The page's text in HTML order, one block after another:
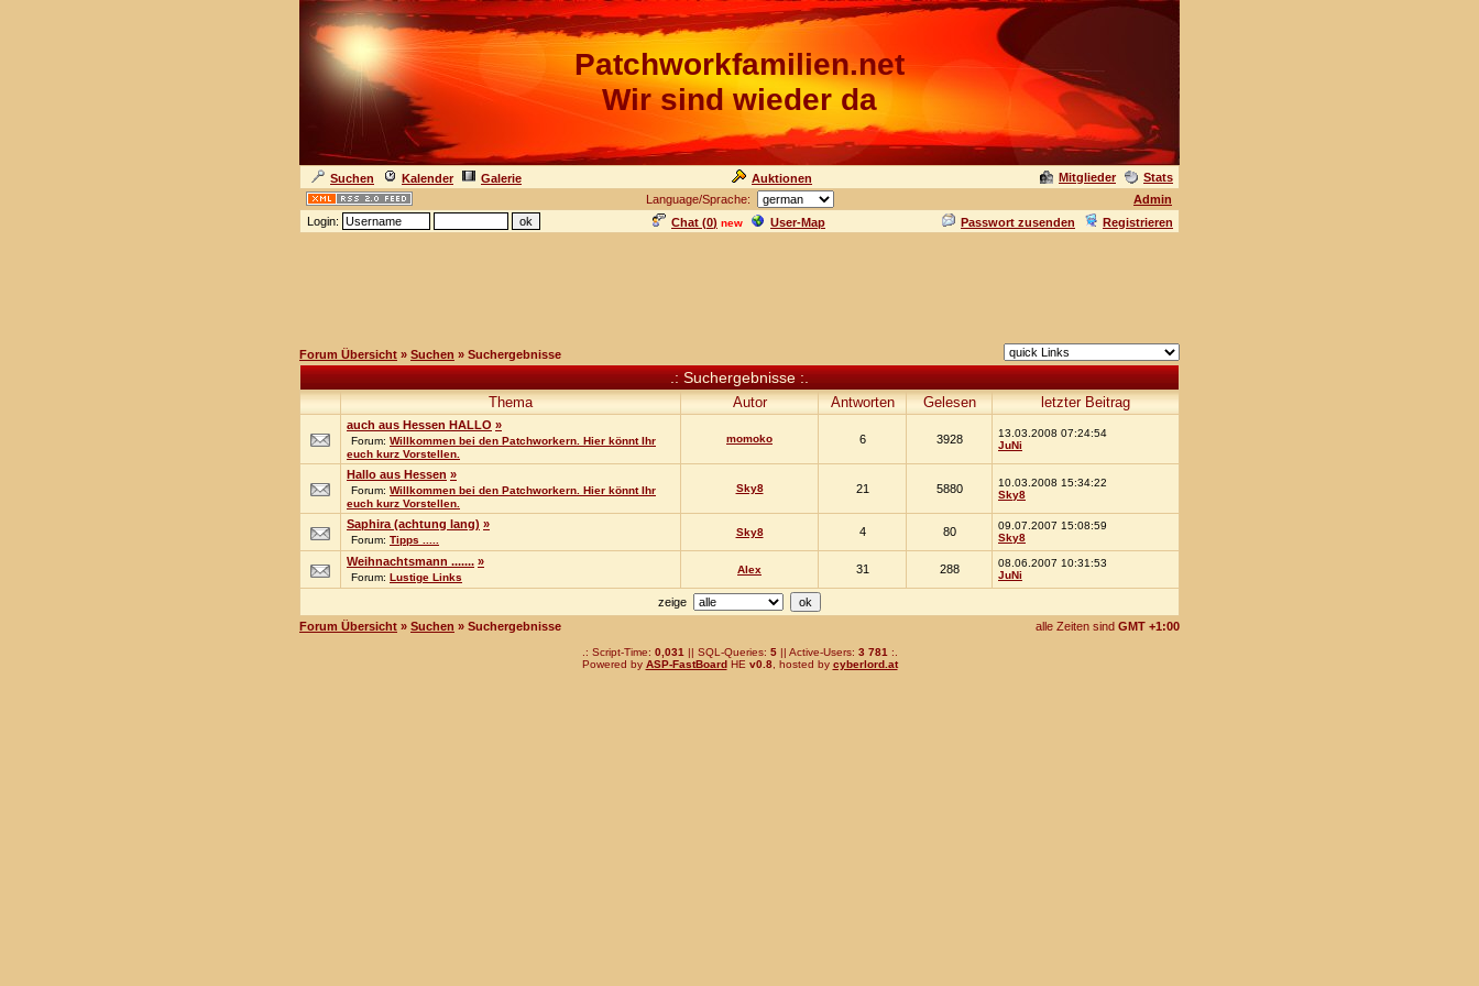
Patchworkfamilien.net
Wir sind wieder da
Suchen Kalender Galerie Auktionen Mitglieder
Stats
Language/Sprache:
Admin
Login:
Chat (0) new User-Map Passwort zusenden Registrieren
Forum Übersicht » Suchen » Suchergebnisse
.: Suchergebnisse :.
Thema Autor Antworten Gelesen letzter Beitrag
auch aus Hessen HALLO »
Forum: Willkommen bei den Patchworkern. Hier könnt Ihr
euch kurz Vorstellen.
momoko 6 3928
13.03.2008 07:24:54
JuNi
Hallo aus Hessen »
Forum: Willkommen bei den Patchworkern. Hier könnt Ihr
euch kurz Vorstellen.
Sky8 21 5880
10.03.2008 15:34:22
Sky8
Saphira (achtung lang) »
Forum: Tipps .....
Sky8 4 80
09.07.2007 15:08:59
Sky8
Weihnachtsmann ....... »
Forum: Lustige Links
Alex 31 288
08.06.2007 10:31:53
JuNi
zeige
Forum Übersicht » Suchen » Suchergebnisse alle Zeiten sind GMT +1:00
.: Script-Time: 0,031 || SQL-Queries: 5|| Active-Users: 3 781 :.
Powered by ASP-FastBoardHE v0.8, hosted by cyberlord.at